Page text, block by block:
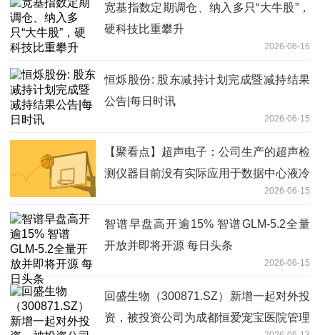
宽基指数定期调仓、纳入多只“大牛股”，
硬科技比重攀升
2026-06-16
恒烁股份: 股东减持计划完成暨减持结果
公告|每日时讯
2026-06-15
【聚看点】超声电子：公司生产的超声检
测仪器目前没有实际应用于数据中心液冷
2026-06-15
智谱早盘高开逾15% 智谱GLM-5.2全量
开放并即将开源 每日头条
2026-06-15
回盛生物（300871.SZ）新增一起对外投
资，被投资公司为成都恒爱宠宝医院管理